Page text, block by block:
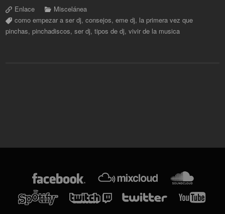
Enlace
Miscelánea
como empezar a ser dj,consejos,eme dj, la primera vez que
pinchas,pinchadiscos,ser dj,tipos de dj,vivir de la musica